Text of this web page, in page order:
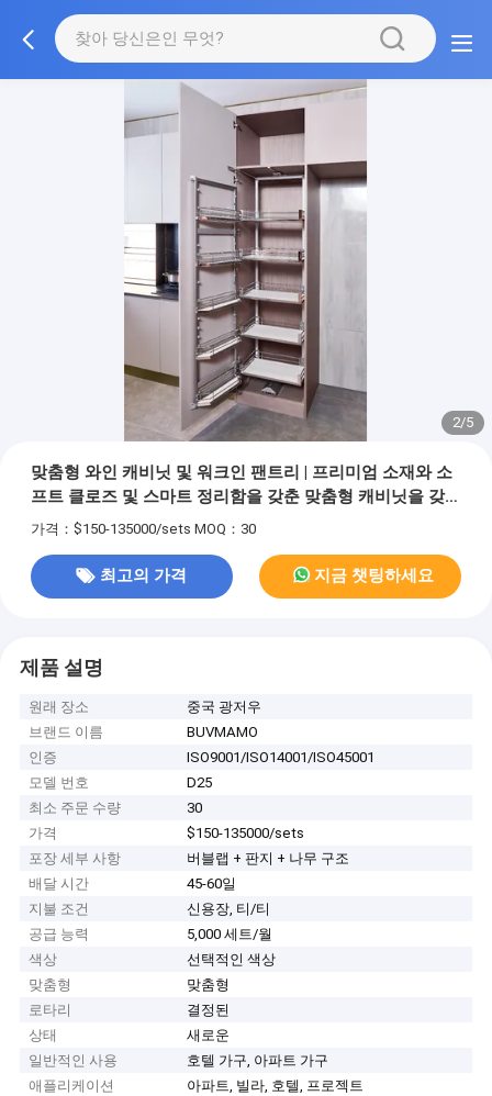
3/5
맞춤형 와인 캐비닛 및 워크인 팬트리 | 프리미엄 소재와 소
프트 클로즈 및 스마트 정리함을 갖춘 맞춤형 캐비닛을 갖춘
OEM/ODM 서비스
가격：$150-135000/sets MOQ：30
최고의 가격 지금 챗팅하세요
제품 설명
원래 장소
중국 광저우
브랜드 이름
BUVMAMO
인증
ISO9001/ISO14001/ISO45001
모델 번호
D25
최소 주문 수량
30
가격
$150-135000/sets
포장 세부 사항
버블랩 + 판지 + 나무 구조
배달 시간
45-60일
지불 조건
신용장, 티/티
공급 능력
5,000 세트/월
색상
선택적인 색상
맞춤형
맞춤형
로타리
결정된
상태
새로운
일반적인 사용
호텔 가구, 아파트 가구
애플리케이션
아파트, 빌라, 호텔, 프로젝트